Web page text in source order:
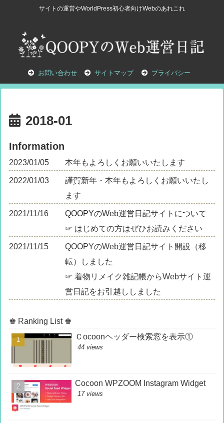
サイトの運営やWorldPress初心者向けWebのあれこれ
お問い合わせ サイトマップ プライバシー
2018-01
Information
2023/01/05 本年もよろしくお願いいたします
2022/01/03
謹賀新年・本年もよろしくお願いいたし
ます
2021/11/16
QOOPYのWeb運営日記サイトについて
☞ はじめての方はぜひお読みください
2021/11/15
QOOPYのWeb運営日記サイト開設（移
転）しました
☞ 着物リメイク雑記帳からWebサイト運
営日記をお引越ししました
♚ Ranking List ♚
Ｃocoonヘッダー検索窓を表示①
44 views
Cocoon WPZOOM Instagram Widget
17 views